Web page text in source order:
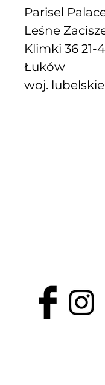
Parisel
Leśne
Klimki 36 21-
woj.